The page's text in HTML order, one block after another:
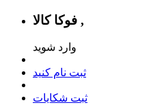
فوکا کالا ,
وارد شوید
ثبت نام کنید
ثبت شکایات